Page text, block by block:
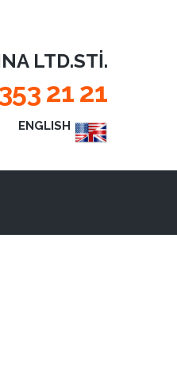
LTD.STI.
21 21
ENGLISH